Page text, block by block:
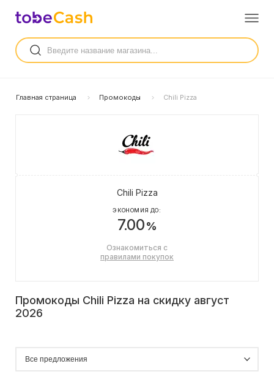
Главная страница Промокоды Chili Pizza
Chili Pizza
ЭКОНОМИЯ ДО:
7.00%
Ознакомиться с
правилами покупок
Промокоды Chili Pizza на скидку август
2026